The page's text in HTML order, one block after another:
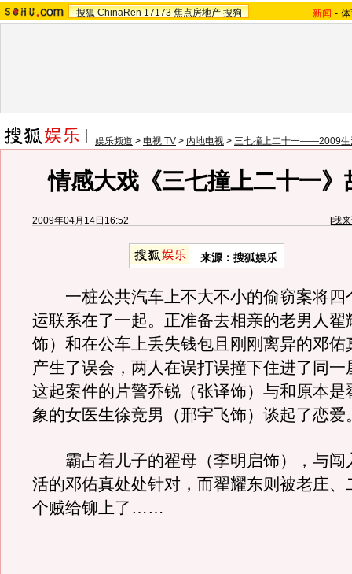
搜狐 ChinaRen 17173 焦点房地产 搜狗 新闻 -
娱乐频道 > 电视 TV > 内地电视 > 三七撞上二十一——2009生
情感大戏《三七撞上二十一》
2009年04月14日16:52 [我
来源： 搜狐娱乐
一桩公共汽车上不大不小的偷窃案将四
运联系在了一起。正准备去相亲的老男人翟
饰）和在公车上丢失钱包且刚刚离异的邓佑
产生了误会，两人在误打误撞下住进了同一
这起案件的片警乔锐（张译饰）与和原本是
象的女医生徐竞男（邢宇飞饰）谈起了恋爱
霸占着儿子的翟母（李明启饰），与闯
活的邓佑真处处针对，而翟耀东则被老庄、
个贼给铆上了……